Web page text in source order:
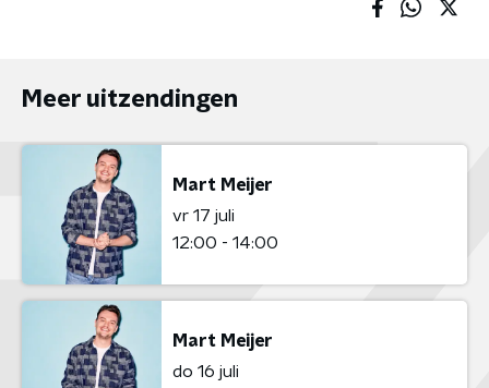
Meer uitzendingen
Mart Meijer
vr 17 juli
12:00 - 14:00
Mart Meijer
do 16 juli